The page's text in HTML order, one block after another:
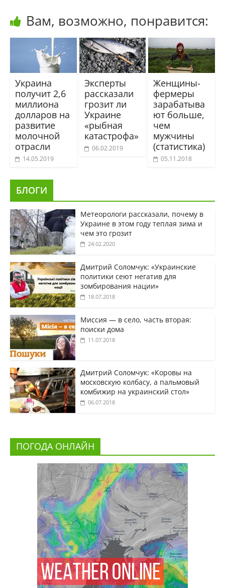
Вам, возможно, понравится:
Украина
получит 2,6
миллиона
долларов на
развитие
молочной
отрасли
14.05.2019
Эксперты
рассказали
грозит ли
Украине
«рыбная
катастрофа»
06.02.2019
Женщины-
фермеры
зарабатыва
ют больше,
чем
мужчины
(статистика)
05.11.2018
БЛОГИ
Метеорологи рассказали, почему в
Украине в этом году теплая зима и
чем это грозит
24.02.2020
Дмитрий Соломчук: «Украинские
политики сеют негатив для
зомбирования нации»
18.07.2018
Миссия — в село, часть вторая:
поиски дома
11.07.2018
Дмитрий Соломчук: «Коровы на
московскую колбасу, а пальмовый
комбижир на украинский стол»
06.07.2018
ПОГОДА ОНЛАЙН